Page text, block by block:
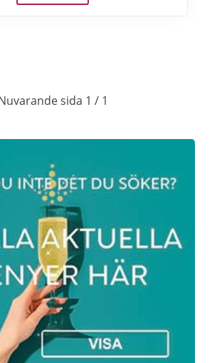
299Kr
tisdagar - fredagar) mellan kl
serverar vi jultallrik vid
en kall, sedan en varm) och
ett sött kaffebord uppdukat.
sida 1 / 1